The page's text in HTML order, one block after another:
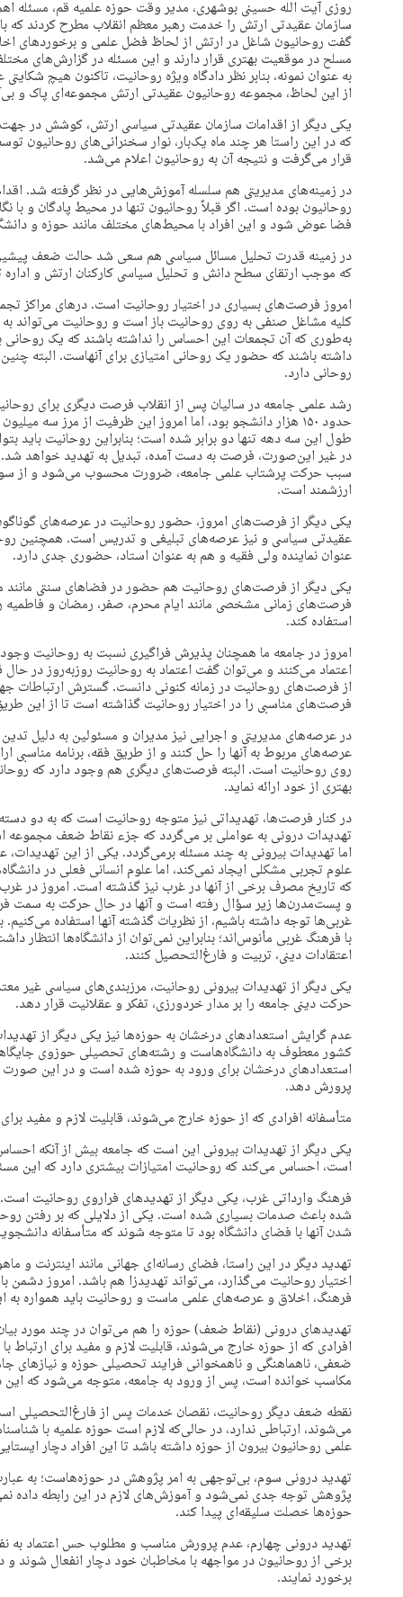
روزی آیت ‌اللّه حسینی بوشهری، مدیر وقت حوزه علمیه قم، مسئله
سازمان عقیدتی ارتش را خدمت رهبر معظم انقلاب مطرح کردند که
گفت روحانیون شاغل در ارتش از لحاظ فضل علمی و برخوردهای
مسلح در موقعیت بهتری قرار دارند و این مسئله در گزارش‌های
به عنوان نمونه، بنابر نظر دادگاه ویژه روحانیت، تاکنون هیچ
از این لحاظ، مجموعه روحانیون عقیدتی ارتش مجموعه‌ای پاک و
یکی دیگر از اقدامات سازمان عقیدتی سیاسی ارتش، کوشش در
که در این راستا هر چند ماه یک‌بار، نوار سخنرانی‌های روحانیون
قرار می‌گرفت و نتیجه آن به روحانیون اعلام می‌شد.
در زمینه‌های مدیریتی هم سلسله آموزش‌هایی در نظر گرفته شد.
روحانیون بوده است. اگر قبلاً روحانیون تنها در محیط پادگان و
فضا عوض شود و این افراد با محیط‌های مختلف مانند حوزه و
در زمینه قدرت تحلیل مسائل سیاسی هم سعی شد حالت ضعف
که موجب ارتقای سطح دانش و تحلیل سیاسی کارکنان ارتش و
امروز فرصت‌های بسیاری در اختیار روحانیت است. درهای مراکز
کلیه مشاغل صنفی به روی روحانیت باز است و روحانیت می‌تواند
به‌طوری که آن تجمعات این احساس را نداشته باشند که یک
داشته باشند که حضور یک روحانی امتیازی برای آنهاست. البته
روحانی دارد.
حدود ۱۵۰ هزار دانشجو بود، اما امروز این ظرفیت از مرز
طول این سه دهه تنها دو برابر شده است؛ بنابراین روحانیت باید
در غیر این‌صورت، فرصت به‌ دست آمده، تبدیل به تهدید خواهد
سبب حرکت پرشتاب علمی جامعه، ضرورت محسوب می‌شود و از سوی
ارزشمند است.
یکی دیگر از فرصت‌های امروز، حضور روحانیت در عرصه‌های
عقیدتی سیاسی و نیز عرصه‌های تبلیغی و تدریس است. همچنین
عنوان نماینده ولی فقیه و هم به ‌عنوان استاد، حضوری جدی دارد.
یکی دیگر از فرصت‌های روحانیت هم حضور در فضاهای سنتی
فرصت‌های زمانی مشخصی مانند ایام محرم، صفر، رمضان و فاطمیه را
استفاده کند.
امروز در جامعه ما همچنان پذیرش فراگیری نسبت به روحانیت
اعتماد می‌کنند و می‌توان گفت اعتماد به روحانیت روزبه‌روز در
از فرصت‌های روحانیت در زمانه کنونی دانست. گسترش ارتباطات
فرصت‌های مناسبی را در اختیار روحانیت گذاشته است تا از این
در عرصه‌های مدیریتی و اجرایی نیز مدیران و مسئولین به دلیل
عرصه‌های مربوط به آنها را حل کنند و از طریق فقه، برنامه
‌روی روحانیت است. البته فرصت‌های دیگری هم وجود دارد که
بهتری از خود ارائه نماید.
در کنار فرصت‌ها، تهدیداتی نیز متوجه روحانیت است که به دو
تهدیدات درونی به عواملی بر می‌گردد که جزء نقاط ضعف
اما تهدیدات بیرونی به چند مسئله برمی‌گردد. یکی از این
علوم تجربی مشکلی ایجاد نمی‌کند، اما علوم انسانی فعلی در
که تاریخ مصرف برخی از آنها در غرب نیز گذشته است. امروز در
و پست‌مدرن‌ها زیر سؤال رفته است و آنها در حال حرکت به سمت
غربی‌ها توجه داشته باشیم، از نظریات گذشته آنها استفاده
با فرهنگ غربی مأنوس‌اند؛ بنابراین نمی‌توان از دانشگاه‌ها
اعتقادات دینی، تربیت و فارغ‌التحصیل کنند.
یکی دیگر از تهدیدات بیرونی روحانیت، مرزبندی‌های سیاسی غیر
حرکت دینی جامعه را بر مدار خردورزی، تفکر و عقلانیت قرار دهد.
عدم گرایش استعدادهای درخشان به حوزه‌ها نیز یکی دیگر از
کشور معطوف به دانشگاه‌هاست و رشته‌های تحصیلی حوزوی
استعدادهای درخشان برای ورود به حوزه شده است و در این صورت
پرورش دهد.
متأسفانه افرادی که از حوزه خارج می‌شوند، قابلیت لازم و مفید
یکی دیگر از تهدیدات بیرونی این است که جامعه بیش از آنکه
است، احساس می‌کند که روحانیت امتیازات بیشتری دارد که این
فرهنگ وارداتی غرب، یکی دیگر از تهدیدهای فراروی روحانیت
شده باعث صدمات بسیاری شده است. یکی از دلایلی که بر رفتن
شدن آنها با فضای دانشگاه بود تا متوجه شوند که متأسفانه
تهدید دیگر در این راستا، فضای رسانه‌ای جهانی مانند اینترنت و
اختیار روحانیت می‌گذارد، می‌تواند تهدیدزا هم باشد. امروز دشمن
فرهنگ، اخلاق و عرصه‌های علمی ماست و روحانیت باید همواره به
تهدیدهای درونی (نقاط ضعف) حوزه را هم می‌توان در چند مورد
افرادی که از حوزه خارج می‌شوند، قابلیت لازم و مفید برای ارتباط
ضعفی، ناهماهنگی و ناهمخوانی فرایند تحصیلی حوزه و نیازهای
مکاسب خوانده است، پس از ورود به جامعه، متوجه می‌شود که این
نقطه ضعف دیگر روحانیت، نقصان خدمات پس از فارغ‌التحصیلی
می‌شوند، ارتباطی ندارد، در حالی‌که لازم است حوزه علمیه با
علمی روحانیون بیرون از حوزه داشته باشد تا این افراد دچار
تهدید درونی سوم، بی‌توجهی به امر پژوهش در حوزه‌هاست؛ به
پژوهش توجه جدی نمی‌شود و آموزش‌های لازم در این رابطه
حوزه‌ها خصلت سلیقه‌ای پیدا کند.
تهدید درونی چهارم، عدم پرورش مناسب و مطلوب حس اعتماد
برخی از روحانیون در مواجهه با مخاطبان خود دچار انفعال شوند
برخورد نمایند.